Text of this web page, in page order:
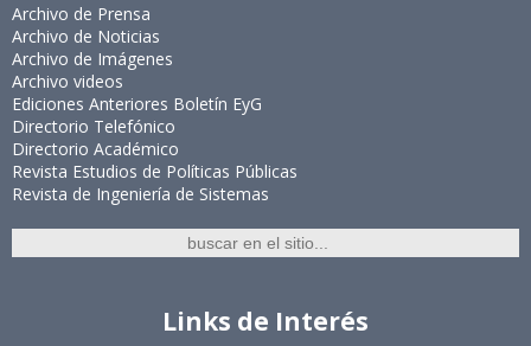
Archivo de Prensa
Archivo de Noticias
Archivo de Imágenes
Archivo videos
Ediciones Anteriores Boletín EyG
Directorio Telefónico
Directorio Académico
Revista Estudios de Políticas Públicas
Revista de Ingeniería de Sistemas
Links de Interés